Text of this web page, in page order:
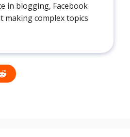
in blogging, Facebook
making complex topics